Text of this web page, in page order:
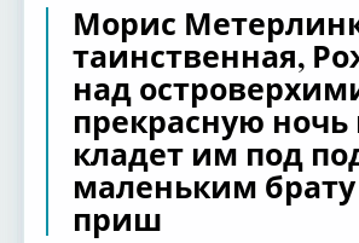
Морис
таинственная,
над
прекрасную
кладет им под
маленьким
приш